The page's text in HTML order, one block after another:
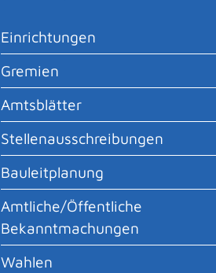
Einrichtungen
Gremien
Amtsblätter
Stellenausschreibungen
Bauleitplanung
Amtliche/Öffentliche
Bekanntmachungen
Wahlen